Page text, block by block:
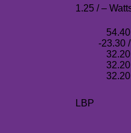
1.25 / –
54.40
-23.30
32.20
32.20
32.20
LBP